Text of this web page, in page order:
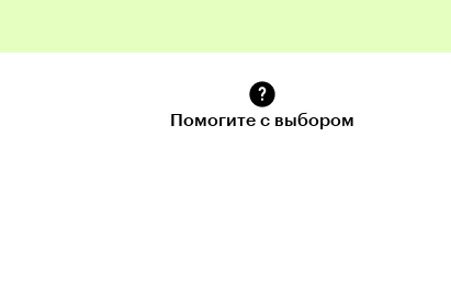
Помогите с выбором